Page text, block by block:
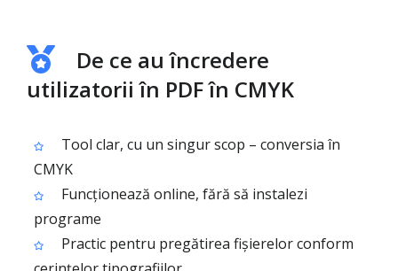
De ce au încredere
utilizatorii în PDF în CMYK
Tool clar, cu un singur scop – conversia în
CMYK
Funcționează online, fără să instalezi
programe
Practic pentru pregătirea fișierelor conform